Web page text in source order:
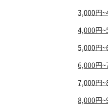
3,000円
4,000円
5,000円
6,000円
7,000円
8,000円